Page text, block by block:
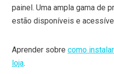
painel. Uma ampla gama de
estão disponíveis e
Aprender sobre como
loja.